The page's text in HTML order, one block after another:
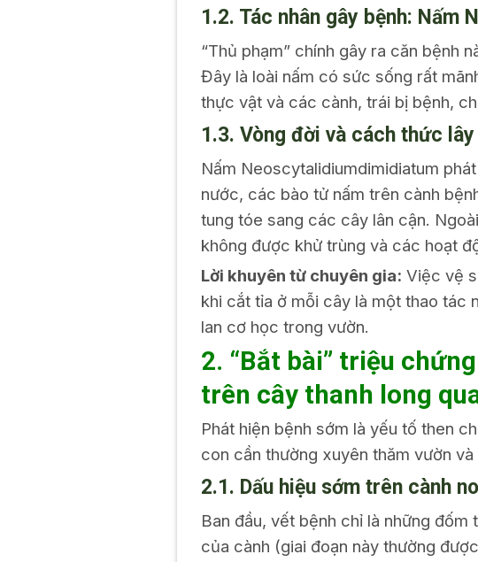
1.2. Tác nhân gây bệnh:
“Thủ phạm” chính gây ra căn bệnh
Đây là loài nấm có sức sống rất
thực vật và các cành, trái bị bệnh,
1.3. Vòng đời và cách thức
Nấm Neoscytalidiumdimidiatum
nước, các bào tử nấm trên cành
tung tóe sang các cây lân cận.
không được khử trùng và các hoạt
Lời khuyên từ chuyên gia: Việc vệ
khi cắt tỉa ở mỗi cây là một thao tác
lan cơ học trong vườn.
2. “Bắt bài” triệu
trên cây thanh long
Phát hiện bệnh sớm là yếu tố then
con cần thường xuyên thăm vườn
2.1. Dấu hiệu sớm trên cành
Ban đầu, vết bệnh chỉ là những
của cành (giai đoạn này thường